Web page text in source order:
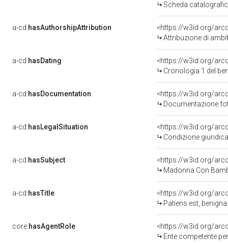
Scheda
a-cd:hasAuthorshipAttribution
<https://w3id.org/
Attribuzione di
a-cd:hasDating
<https://w3id.org/
Cronologia 1 del
a-cd:hasDocumentation
Documentazione
a-cd:hasLegalSituation
<https://w3id.org/
Condizione
a-cd:hasSubject
<https://w3id.org/
Madonna Con
a-cd:hasTitle
<https://w3id.org/
Patiens est,
core:hasAgentRole
<https://w3id.org/
Ente competente per